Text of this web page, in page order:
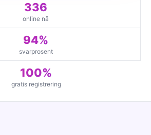
336
online nå
94%
svarprosent
100%
gratis registrering